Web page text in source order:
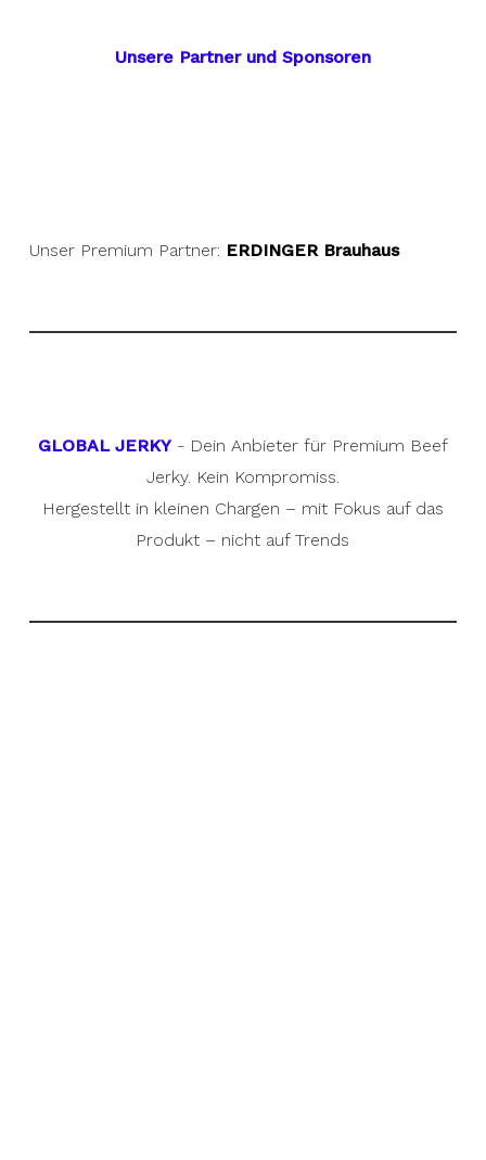
Unsere Partner und Sponsoren
Unser Premium Partner: ERDINGER Brauhaus
GLOBAL JERKY- Dein Anbieter für Premium Beef
Jerky. Kein Kompromiss.
Hergestellt in kleinen Chargen – mit Fokus auf das
Produkt – nicht auf Trends